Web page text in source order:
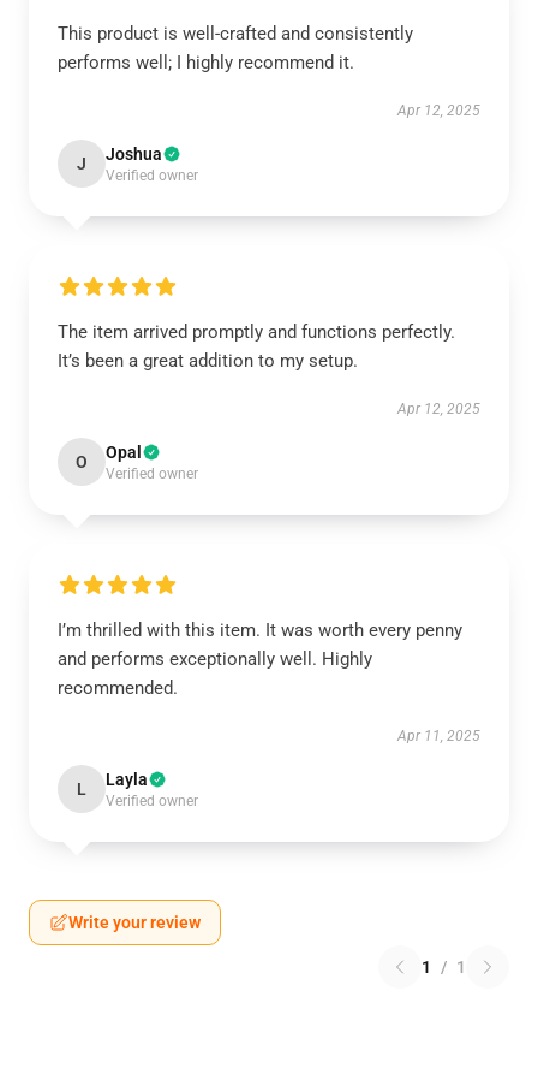
This product is well-crafted and consistently
performs well; I highly recommend it.
Apr 12, 2025
J Joshua
Verified owner
The item arrived promptly and functions perfectly.
It’s been a great addition to my setup.
Apr 12, 2025
O Opal
Verified owner
I’m thrilled with this item. It was worth every penny
and performs exceptionally well. Highly
recommended.
Apr 11, 2025
L Layla
Verified owner
Write your review
1 / 1